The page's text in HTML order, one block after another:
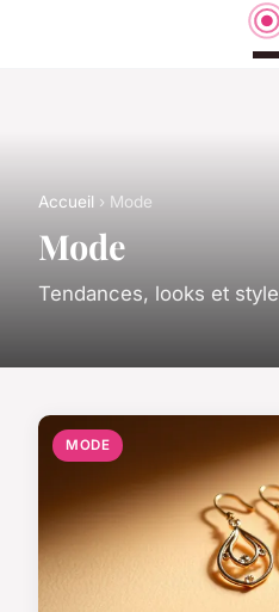
Accueil › Mode
Mode
Tendances, looks et style
MODE